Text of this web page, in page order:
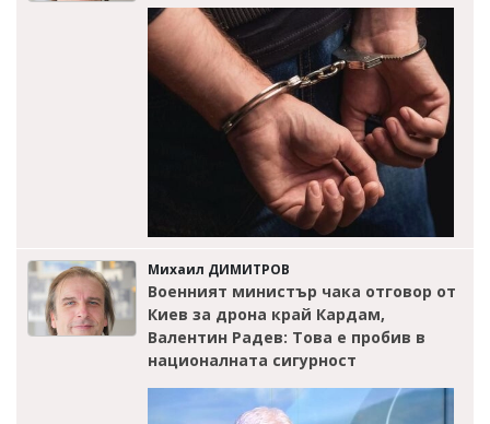
Михаил ДИМИТРОВ
Военният министър чака отговор от
Киев за дрона край Кардам,
Валентин Радев: Това е пробив в
националната сигурност